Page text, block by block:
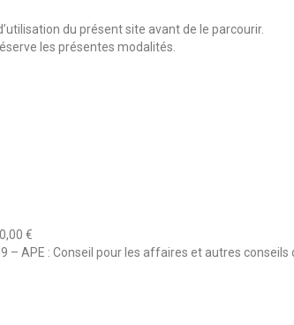
du présent site avant de le parcourir.
les présentes modalités.
€
– APE : Conseil pour les affaires et autres